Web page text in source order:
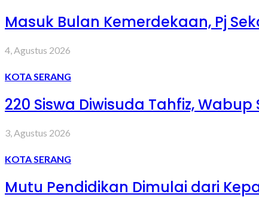
Masuk Bulan Kemerdekaan, Pj
4, Agustus 2026
KOTA SERANG
220 Siswa Diwisuda Tahfiz,
3, Agustus 2026
KOTA SERANG
Mutu Pendidikan Dimulai dari